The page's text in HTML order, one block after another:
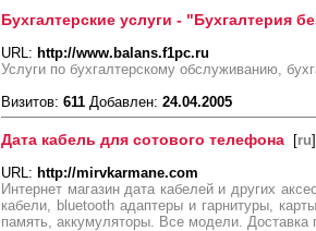
Бухгалтерские услуги - "Бухгалтерия
URL: http://www.balans.f1pc.ru
Услуги по бухгалтерскому обслуживанию,
Визитов: 611 Добавлен: 24.04.2005
Дата кабель для сотового телефона [ru]
URL: http://mirvkarmane.com
Интернет магазин дата кабелей и других
кабели, bluetooth адаптеры и гарнитуры,
память, аккумуляторы. Все модели. Доставка